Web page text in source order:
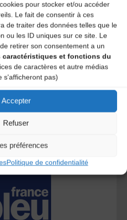
pour stocker et/ou accéder
Le fait de consentir à ces
de traiter des données telles que le
ou les ID uniques sur ce site. Le
retirer son consentement a un
caractéristiques et fonctions du
de caractères et autre médias
s'afficheront pas)
Accepter
Refuser
préférences
Politique de confidentialité
!
Dimanche 13 mars 2022
volage